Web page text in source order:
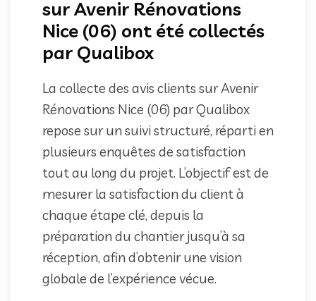
sur Avenir Rénovations
Nice (06) ont été collectés
par Qualibox
La collecte des avis clients sur Avenir
Rénovations Nice (06) par Qualibox
repose sur un suivi structuré, réparti en
plusieurs enquêtes de satisfaction
tout au long du projet. L’objectif est de
mesurer la satisfaction du client à
chaque étape clé, depuis la
préparation du chantier jusqu’à sa
réception, afin d’obtenir une vision
globale de l’expérience vécue.